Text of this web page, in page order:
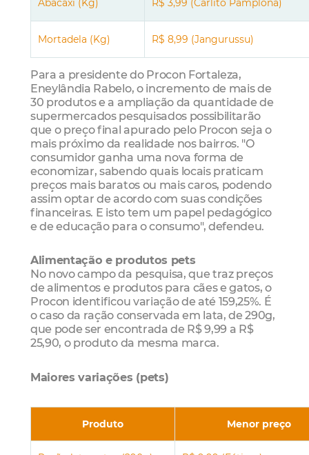
Abacaxi (Kg) R$ 3,99 (Carlito Pamplona)
Mortadela (Kg) R$ 8,99 (Jangurussu)
Para a presidente do Procon Fortaleza,
Eneylândia Rabelo, o incremento de mais de
30 produtos e a ampliação da quantidade de
supermercados pesquisados possibilitarão
que o preço final apurado pelo Procon seja o
mais próximo da realidade nos bairros. "O
consumidor ganha uma nova forma de
economizar, sabendo quais locais praticam
preços mais baratos ou mais caros, podendo
assim optar de acordo com suas condições
financeiras. E isto tem um papel pedagógico
e de educação para o consumo", defendeu.
Alimentação e produtos pets
No novo campo da pesquisa, que traz preços
de alimentos e produtos para cães e gatos, o
Procon identificou variação de até 159,25%. É
o caso da ração conservada em lata, de 290g,
que pode ser encontrada de R$ 9,99 a R$
25,90, o produto da mesma marca.
Maiores variações (pets)
Produto Menor preço